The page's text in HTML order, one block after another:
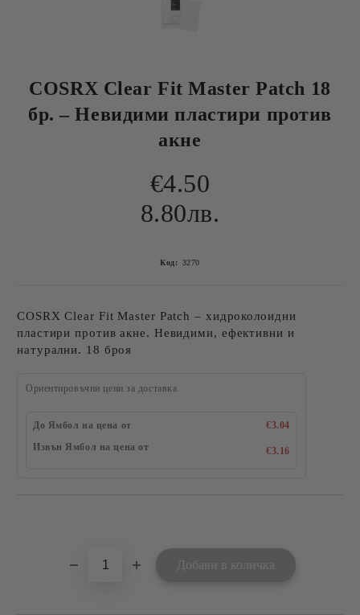
COSRX Clear Fit Master Patch 18
бр. – Невидими пластири против
акне
€4.50
8.80лв.
Код: 3270
COSRX Clear Fit Master Patch – хидроколоидни
пластири против акне. Невидими, ефективни и
натурални. 18 броя
Ориентировъчни цени за доставка
До Ямбол на цена от
€3.04
Извън Ямбол на цена от
€3.16